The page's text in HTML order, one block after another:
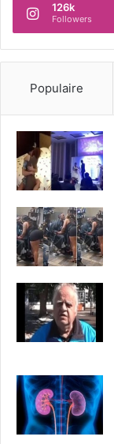
126k
Followers
Populaire